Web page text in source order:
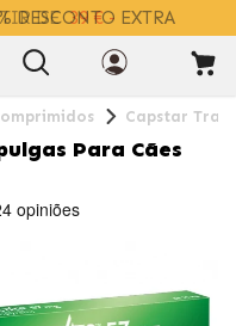
DESCONTO EXTRA
Capstar
Para Cães